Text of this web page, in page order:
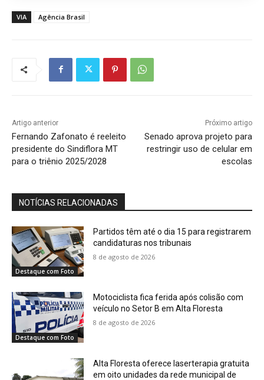
VIA Agência Brasil
Artigo anterior
Fernando Zafonato é reeleito
presidente do Sindiflora MT
para o triênio 2025/2028
Próximo artigo
Senado aprova projeto para
restringir uso de celular em
escolas
NOTÍCIAS RELACIONADAS
Destaque com Foto
Partidos têm até o dia 15 para registrarem
candidaturas nos tribunais
8 de agosto de 2026
Destaque com Foto
Motociclista fica ferida após colisão com
veículo no Setor B em Alta Floresta
8 de agosto de 2026
Alta Floresta oferece laserterapia gratuita
em oito unidades da rede municipal de